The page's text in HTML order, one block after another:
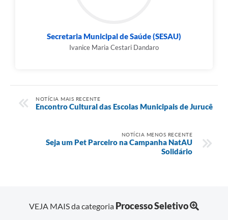
Secretaria Municipal de Saúde (SESAU)
Ivanice Maria Cestari Dandaro
NOTÍCIA MAIS RECENTE
Encontro Cultural das Escolas Municipais de Jurucê
NOTÍCIA MENOS RECENTE
Seja um Pet Parceiro na Campanha NatAU
Solidário
VEJA MAIS da categoria Processo Seletivo